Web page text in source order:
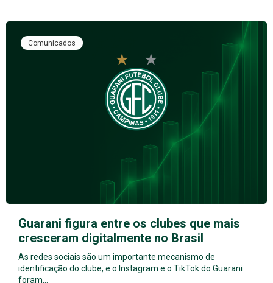
Comunicados
Guarani figura entre os clubes que mais
cresceram digitalmente no Brasil
As redes sociais são um importante mecanismo de
identificação do clube, e o Instagram e o TikTok do Guarani
foram…